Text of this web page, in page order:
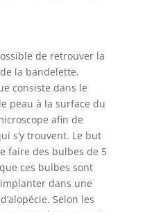
de retrouver la
la bandelette.
consiste dans le
peau à la surface du
afin de
s’y trouvent. Le but
faire des bulbes de 5
ces bulbes sont
implanter dans une
Selon les